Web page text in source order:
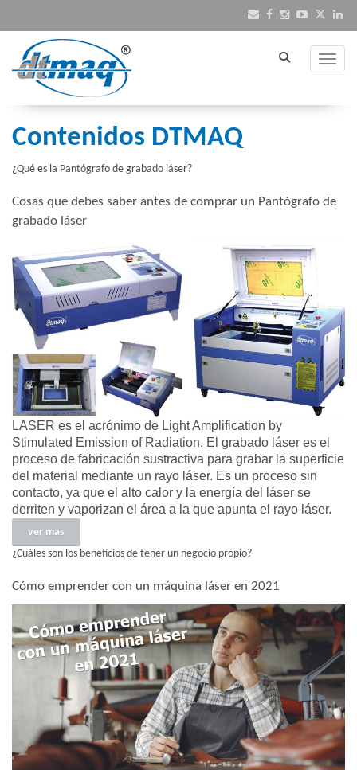
Contenidos DTMAQ
¿Qué es la Pantógrafo de grabado láser?
Cosas que debes saber antes de comprar un Pantógrafo de
grabado láser
LASER es el acrónimo de Light Amplification by
Stimulated Emission of Radiation. El grabado láser es el
proceso de fabricación sustractiva para grabar la superficie
del material mediante un rayo láser. Es un proceso sin
contacto, ya que el alto calor y la energía del láser se
derriten y vaporizan el área a la que apunta el rayo láser.
ver mas
¿Cuáles son los beneficios de tener un negocio propio?
Cómo emprender con un máquina láser en 2021